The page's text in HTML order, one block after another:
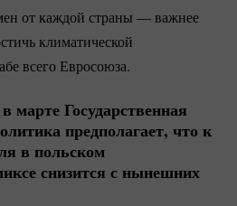
от каждой страны — важнее
климатической
всего Евросоюза.
марте Государственная
предполагает, что к
в польском
снизится с нынешних